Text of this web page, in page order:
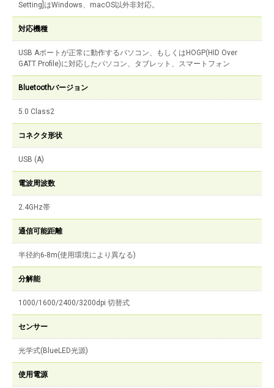
Setting]はWindows、macOS以外非対応。
対応機種
USB Aポートが正常に動作するパソコン、もしくはHOGP(HID Over
GATT Profile)に対応したパソコン、タブレット、スマートフォン
Bluetoothバージョン
5.0 Class2
コネクタ形状
USB (A)
電波周波数
2.4GHz帯
通信可能距離
半径約6-8m(使用環境により異なる)
分解能
1000/1600/2400/3200dpi 切替式
センサー
光学式(BlueLED光源)
使用電源